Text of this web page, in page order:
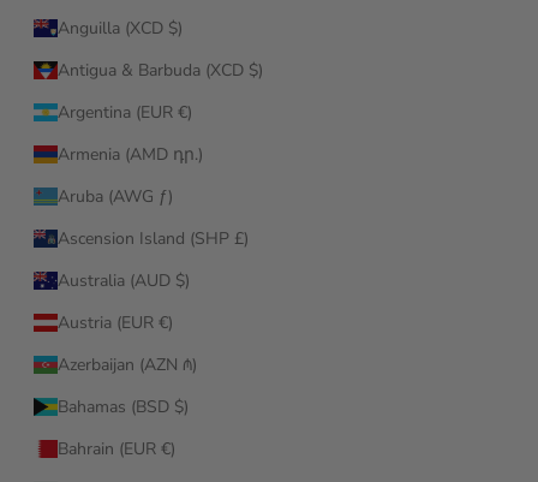
Anguilla (XCD $)
Antigua & Barbuda (XCD $)
Argentina (EUR €)
Armenia (AMD դր.)
Aruba (AWG ƒ)
Ascension Island (SHP £)
Australia (AUD $)
Austria (EUR €)
Azerbaijan (AZN ₼)
Bahamas (BSD $)
Bahrain (EUR €)